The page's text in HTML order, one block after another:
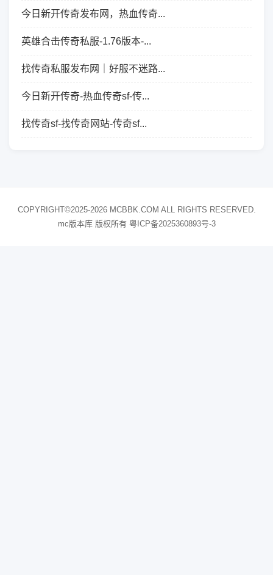
今日新开传奇发布网，热血传奇...
英雄合击传奇私服-1.76版本-...
找传奇私服发布网｜好服不迷路...
今日新开传奇-热血传奇sf-传...
找传奇sf-找传奇网站-传奇sf...
COPYRIGHT©2025-2026 MCBBK.COM ALL RIGHTS RESERVED.
mc版本库 版权所有 粤ICP备2025360893号-3